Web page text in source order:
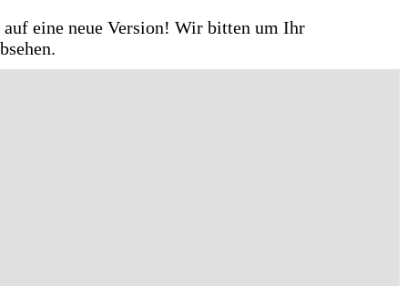
auf eine neue Version! Wir bitten um Ihr